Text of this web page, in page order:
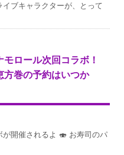
ブキャラクターが、とって
モロール次回コラボ！
方巻の予約はいつか
が開催されるよ 🍣 お寿司のパ